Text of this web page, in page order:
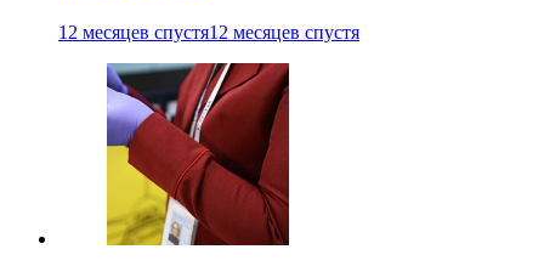
12 месяцев спустя12 месяцев спустя